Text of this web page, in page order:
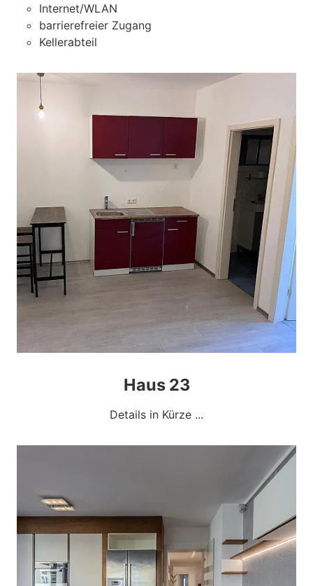
Internet/WLAN
barrierefreier Zugang
Kellerabteil
Haus 23
Details in Kürze ...